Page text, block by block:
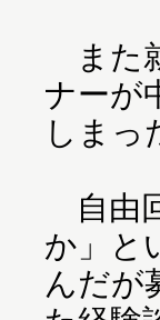
また
ナーが
しまっ
自由
か」と
んだが